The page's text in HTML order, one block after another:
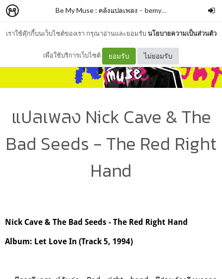
เราใช้คุ๊กกี้บนเว็บไซต์ของเรา กรุณาอ่านและยอมรับนโยบายความเป็นส่วนตัว
เพื่อใช้บริการเว็บไซต์ ยอมรับ ไม่ยอมรับ
Be My Muse : คลังแปลเพลง – bemymuse_
แปลเพลง Nick Cave & The
Bad Seeds - The Red Right
Hand
Nick Cave & The Bad Seeds - The Red Right Hand
Album: Let Love In (Track 5, 1994)